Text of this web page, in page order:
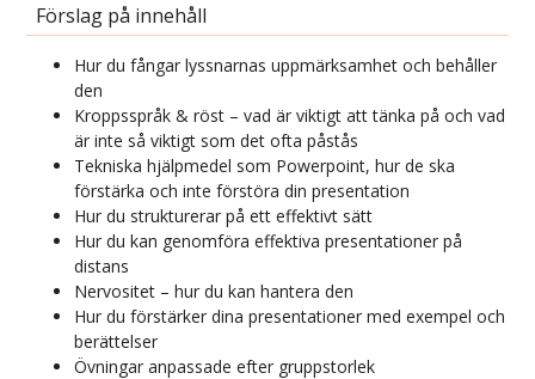
Förslag på innehåll
Hur du fångar lyssnarnas uppmärksamhet och behåller
den
Kroppsspråk & röst – vad är viktigt att tänka på och vad
är inte så viktigt som det ofta påstås
Tekniska hjälpmedel som Powerpoint, hur de ska
förstärka och inte förstöra din presentation
Hur du strukturerar på ett effektivt sätt
Hur du kan genomföra effektiva presentationer på
distans
Nervositet – hur du kan hantera den
Hur du förstärker dina presentationer med exempel och
berättelser
Övningar anpassade efter gruppstorlek